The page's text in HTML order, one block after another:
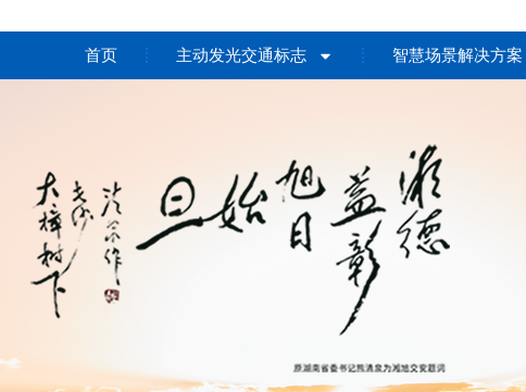
首页 主动发光交通标志 智慧场景解决方案